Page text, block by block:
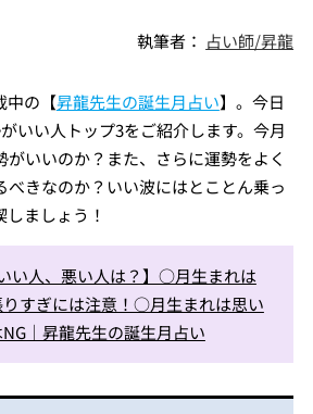
執筆者： 占い師/昇龍
中の【昇龍先生の誕生月占い】。今日
いい人トップ3をご紹介します。今月
いいのか？また、さらに運勢をよく
べきなのか？いい波にはとことん乗っ
ましょう！
い人、悪い人は？】○月生まれは
すぎには注意！○月生まれは思い
｜昇龍先生の誕生月占い